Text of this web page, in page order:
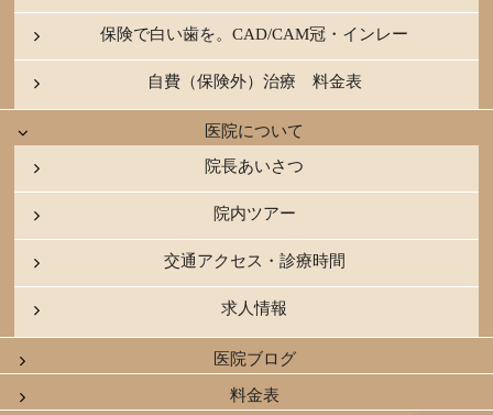
保険で白い歯を。CAD/CAM冠・インレー
自費（保険外）治療 料金表
医院について
院長あいさつ
院内ツアー
交通アクセス・診療時間
求人情報
医院ブログ
料金表